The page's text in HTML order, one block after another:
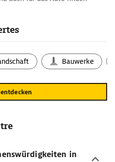
zurück
mag, kann Mestre durchaus
Schon im 10.
der römischen Antike. Seit
zu Venedig, denn es diente
der französischen und
Bauwerke
in